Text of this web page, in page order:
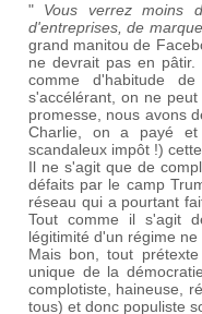
" Vous verrez moins
d'entreprises, de
grand manitou de
ne devrait pas en pâtir.
comme d'habitude
s'accélérant, on ne
promesse, nous avons
Charlie, on a payé et
scandaleux impôt !)
Il ne s'agit que de
défaits par le camp
réseau qui a pourtant
Tout comme il s'agit
légitimité d'un régime
Mais bon, tout
unique de la
complotiste, haineuse,
tous) et donc populiste